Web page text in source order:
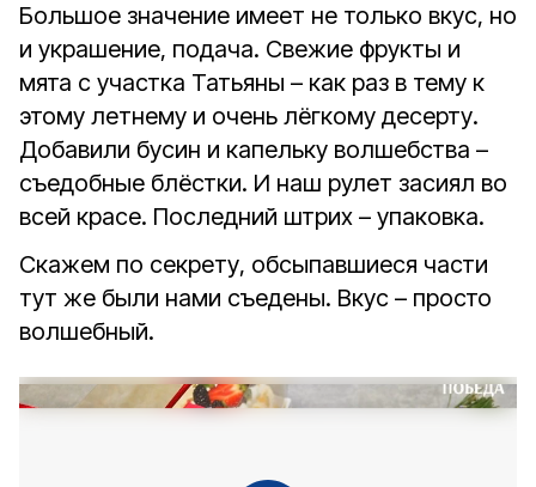
Большое значение имеет не только вкус, но
и украшение, подача. Свежие фрукты и
мята с участка Татьяны – как раз в тему к
этому летнему и очень лёгкому десерту.
Добавили бусин и капельку волшебства –
съедобные блёстки. И наш рулет засиял во
всей красе. Последний штрих – упаковка.
Скажем по секрету, обсыпавшиеся части
тут же были нами съедены. Вкус – просто
волшебный.